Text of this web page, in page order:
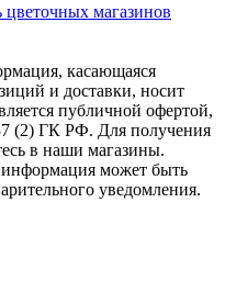
цветочных магазинов
касающаяся
и доставки, носит
публичной офертой,
(2) ГК РФ. Для получения
в наши магазины.
может быть
уведомления.